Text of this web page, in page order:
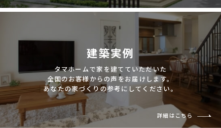
建築実例
タマホームで家を建てていただいた
全国のお客様からの声をお届けします。
あなたの家づくりの参考にしてください。
詳細はこちら